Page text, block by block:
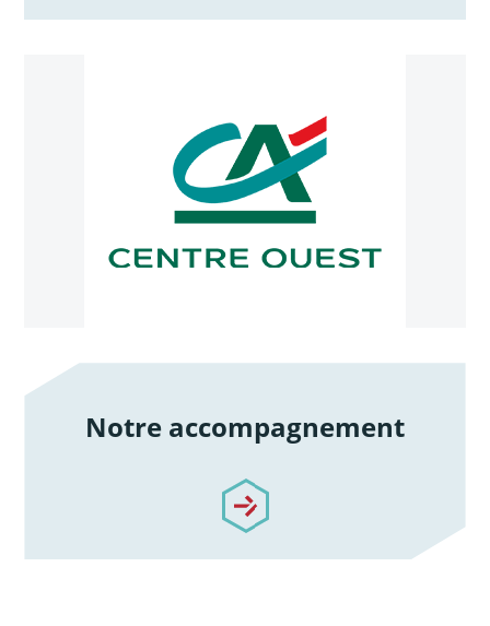
Notre accompagnement
/notre-accompagnement